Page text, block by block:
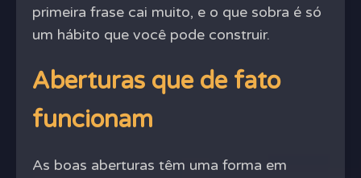
primeira frase cai muito, e o que sobra é só
um hábito que você pode construir.
Aberturas que de fato
funcionam
As boas aberturas têm uma forma em